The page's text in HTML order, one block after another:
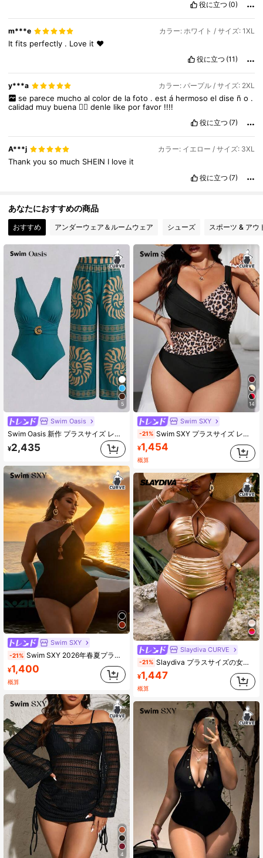
4.87 630K フォロワー
役に立つ (0)
m***e カラー: ホワイト / サイズ: 1XL
Itfits perfectly . Love it ❤️
役に立つ (11)
y***a カラー: パープル / サイズ: 2XL
se parece mucho al color de la foto . est á hermoso el dise ñ o .
calidad muy buena 👌🏽denle like porfavor !!!!
役に立つ (7)
A***j カラー: イエロー / サイズ: 3XL
Thankyouso much SHEIN I love it
役に立つ (7)
あなたにおすすめの商品
おすすめ アンダーウェア＆ルームウェア シューズ スポーツ & アウ
5
Swim Oasis
Swim Oasis 新作 プラスサイズ レディース お腹引き締め スリミング セクシー Vネック メッシュ ワンピース水着 & ロングパンツ 2点セット
¥2,435
Swim SXY
-21% Swim SXY 2026年春夏プラスサイズ女性用 メタルデコレーション セクシーバックレス ワンピース水着 ビーチパーティー用
¥1,400
概算
4
14
Swim SXY
-21% Swim SXY プラスサイズ レディース クロス カラーブロック メッシュ パッチワーク ワンピース水着、夏のビーチバケーション
¥1,454
概算
Slaydiva CURVE
-21% Slaydiva プラスサイズの女性用セクシーなメタリックフォイル クリスクロス ホルターネック ワンピース水着 夏用
¥1,447
概算